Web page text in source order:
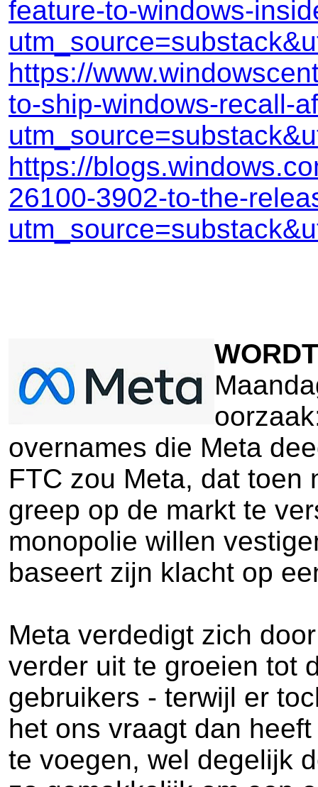
feature-to-windows-
https://
to-ship-windows-recall-
https://
26100-3902-to-the-
overnames die Meta
FTC zou Meta, dat toen
greep op de markt te
monopolie willen
baseert zijn klacht op
Meta verdedigt zich
verder uit te groeien tot
gebruikers - terwijl er
het ons vraagt dan
te voegen, wel degelijk